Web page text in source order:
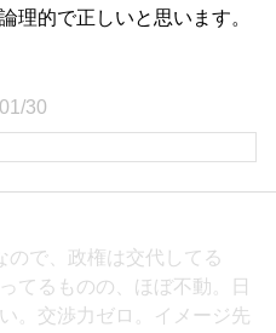
理的で正しいと思います。
30
ので、政権は交代してる
てるものの、ほぼ不動。日
。交渉力ゼロ。イメージ先